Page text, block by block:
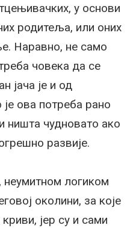
у основи
родитеља, или оних
Наравно, не само
човека да се
јача је и од
је ова потреба рано
ништа чудновато ако
развије.
неумитном логиком
околини, за које
јер су и сами